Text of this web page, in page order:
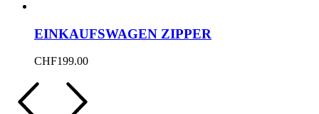
EINKAUFSWAGEN ZIPPER
CHF199.00